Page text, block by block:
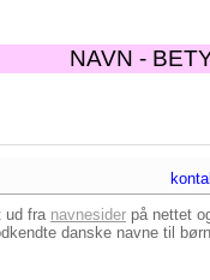
NAVN -
ud fra navnesider på nettet
danske navne til børn